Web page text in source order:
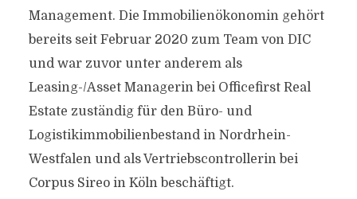
Management. Die Immobilienökonomin gehört
bereits seit Februar 2020 zum Team von DIC
und war zuvor unter anderem als
Leasing-/Asset Managerin bei Officefirst Real
Estate zuständig für den Büro- und
Logistikimmobilienbestand in Nordrhein-
Westfalen und als Vertriebscontrollerin bei
Corpus Sireo in Köln beschäftigt.